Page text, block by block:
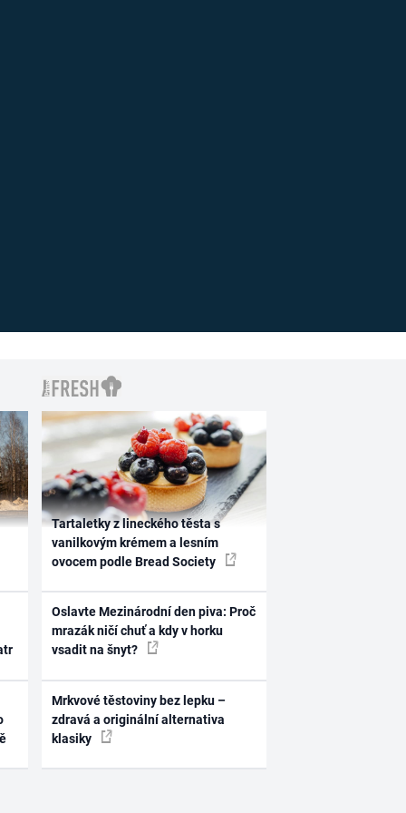
Tartaletky z lineckého těsta s
vanilkovým krémem a lesním
ovocem podle Bread Society
Oslavte Mezinárodní den piva: Proč
mrazák ničí chuť a kdy v horku
vsadit na šnyt?
Mrkvové těstoviny bez lepku –
zdravá a originální alternativa
klasiky